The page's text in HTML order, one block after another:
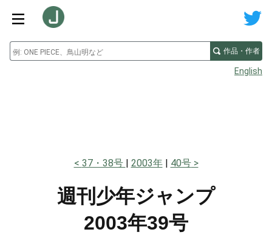
作品・作者
English
37・38号 2003年 40号
週刊少年ジャンプ
2003年39号